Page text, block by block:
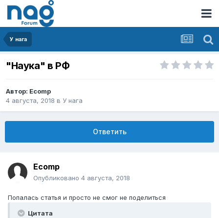
У нага
"Наука" в РФ
Автор: Ecomp
4 августа, 2018 в У нага
Ответить
Ecomp
Опубликовано 4 августа, 2018
Попалась статья и просто не смог не поделиться
Цитата